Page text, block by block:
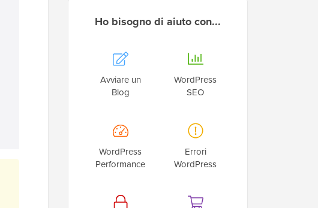
Ho bisogno di aiuto con...
Avviare un
Blog
WordPress
SEO
WordPress
Performance
Errori
WordPress